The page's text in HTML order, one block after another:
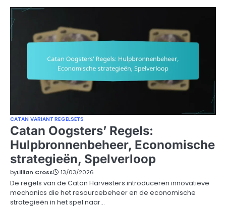
CATAN VARIANT REGELSETS
Catan Oogsters’ Regels:
Hulpbronnenbeheer, Economische
strategieën, Spelverloop
byLillian Cross 13/03/2026
De regels van de Catan Harvesters introduceren innovatieve
mechanics die het resourcebeheer en de economische
strategieën in het spel naar…